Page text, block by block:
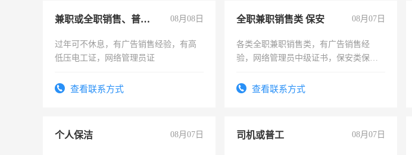
兼职或全职销售、普工、维修 08月08日
过年可不休息，有广告销售经验，有高
低压电工证，网络管理员证
查看联系方式
全职兼职销售类 保安 08月07日
各类全职兼职销售类，有广告销售经
验，网络管理员中级证书，保安类保安
有高低压电工证和十几年工作经验
查看联系方式
个人保洁 08月07日 司机或普工 08月07日